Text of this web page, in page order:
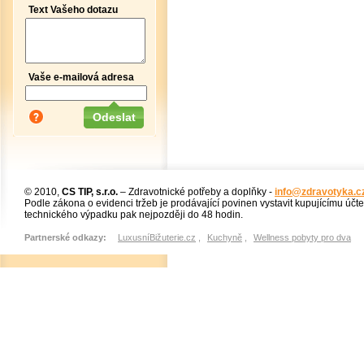
Text Vašeho dotazu
Vaše e-mailová adresa
© 2010, CS TIP, s.r.o. – Zdravotnické potřeby a doplňky -
Podle zákona o evidenci tržeb je prodávající povinen vystavit kupujícímu
technického výpadku pak nejpozději do 48 hodin.
Partnerské odkazy: LuxusníBižuterie.cz Kuchyně Wellness pobyty pro dva